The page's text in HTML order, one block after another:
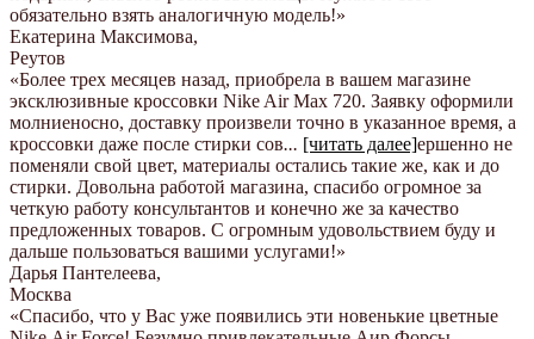
обязательно взять аналогичную модель!»
Екатерина Максимова,
Реутов
«Более трех месяцев назад, приобрела в вашем магазине
эксклюзивные кроссовки Nike Air Max 720. Заявку оформили
молниеносно, доставку произвели точно в указанное время, а
кроссовки даже после стирки сов... [читать далее]ершенно не
поменяли свой цвет, материалы остались такие же, как и до
стирки. Довольна работой магазина, спасибо огромное за
четкую работу консультантов и конечно же за качество
предложенных товаров. С огромным удовольствием буду и
дальше пользоваться вашими услугами!»
Дарья Пантелеева,
Москва
«Спасибо, что у Вас уже появились эти новенькие цветные